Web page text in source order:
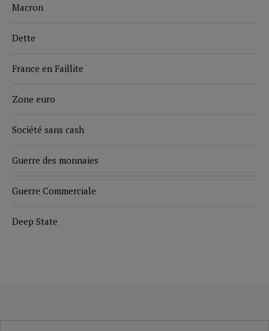
Macron
Dette
France en Faillite
Zone euro
Société sans cash
Guerre des monnaies
Guerre Commerciale
Deep State